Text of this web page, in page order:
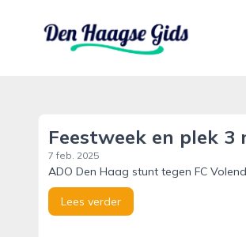
denhaagsegids.nl
Feestweek en plek
7 feb. 2025
ADO Den Haag stunt tegen FC
Lees verder